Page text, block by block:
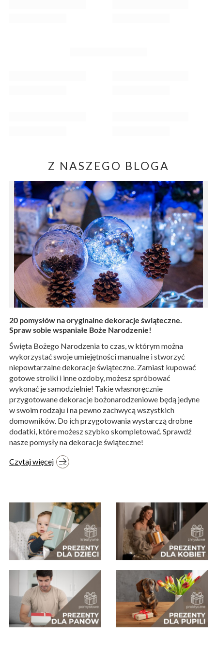
Z NASZEGO BLOGA
20 pomysłów na oryginalne dekoracje świąteczne.
Spraw sobie wspaniałe Boże Narodzenie!
Święta Bożego Narodzenia to czas, w którym można
wykorzystać swoje umiejętności manualne i stworzyć
niepowtarzalne dekoracje świąteczne. Zamiast kupować
gotowe stroiki i inne ozdoby, możesz spróbować
wykonać je samodzielnie! Takie własnoręcznie
przygotowane dekoracje bożonarodzeniowe będą jedyne
w swoim rodzaju i na pewno zachwycą wszystkich
domowników. Do ich przygotowania wystarczą drobne
dodatki, które możesz szybko skompletować. Sprawdź
nasze pomysły na dekoracje świąteczne!
Czytaj więcej